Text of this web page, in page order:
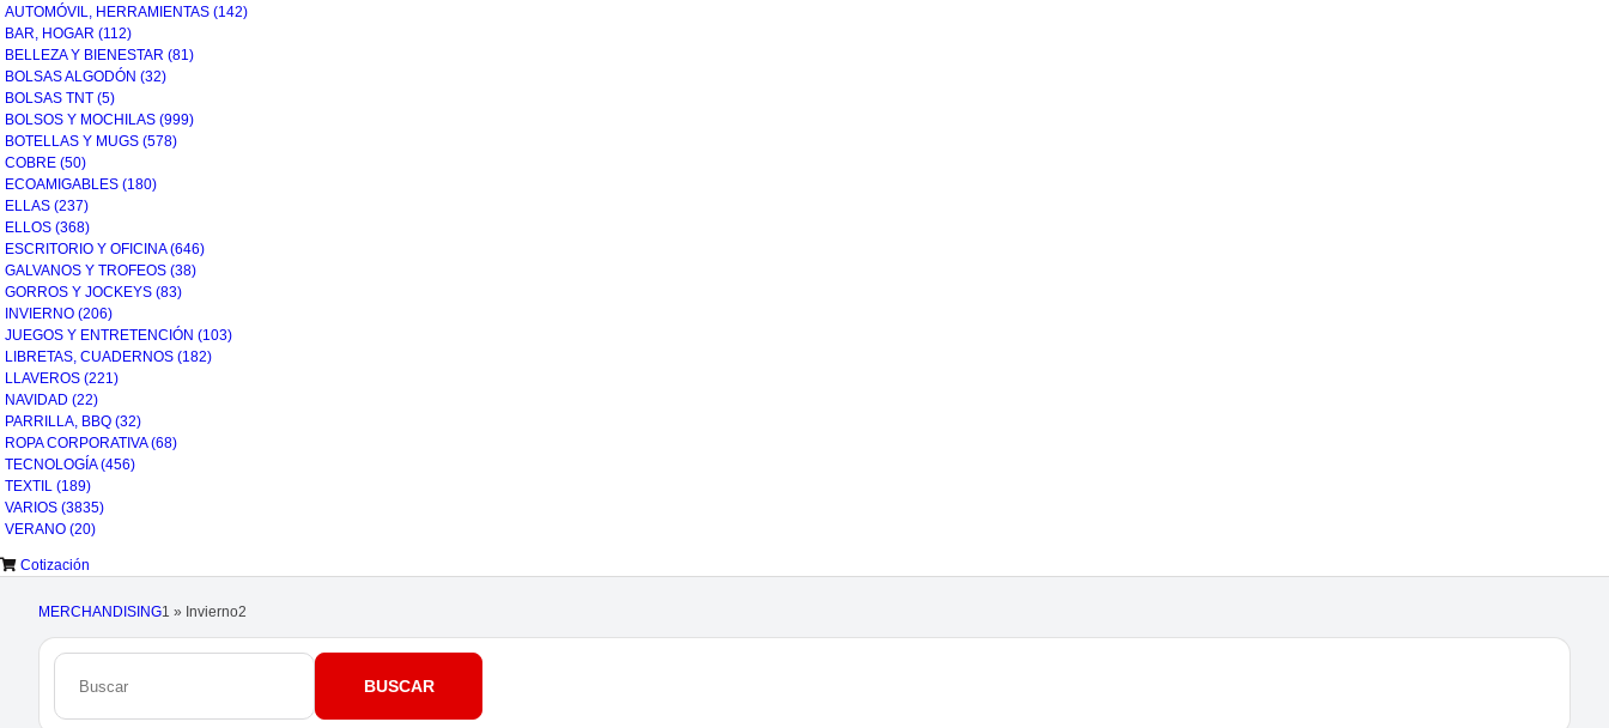
AUTOMÓVIL, HERRAMIENTAS (142)
BAR, HOGAR (112)
BELLEZA Y BIENESTAR (81)
BOLSAS ALGODÓN (32)
BOLSAS TNT (5)
BOLSOS Y MOCHILAS (999)
BOTELLAS Y MUGS (578)
COBRE (50)
ECOAMIGABLES (180)
ELLAS (237)
ELLOS (368)
ESCRITORIO Y OFICINA(646)
GALVANOS Y TROFEOS (38)
GORROS Y JOCKEYS (83)
INVIERNO (206)
JUEGOS Y ENTRETENCIÓN (103)
LIBRETAS, CUADERNOS (182)
LLAVEROS (221)
NAVIDAD (22)
PARRILLA, BBQ (32)
ROPA CORPORATIVA(68)
TECNOLOGÍA(456)
TEXTIL (189)
VARIOS (3835)
VERANO (20)
Cotización
MERCHANDISING1 » Invierno2